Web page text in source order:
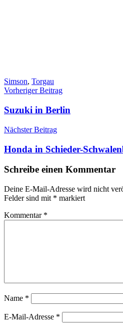
Simson, Torgau
Beitragsnavigation
Vorheriger Beitrag
Suzuki in Berlin
Nächster Beitrag
Honda in Schieder-
Schreibe einen Kommentar
Deine E-Mail-Adresse wird nicht
Felder sind mit * markiert
Kommentar *
Name *
E-Mail-Adresse *